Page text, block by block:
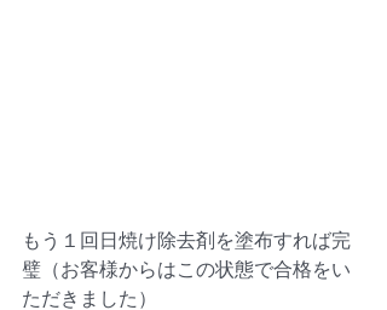
もう１回日焼け除去剤を塗布すれば完
璧（お客様からはこの状態で合格をい
ただきました）